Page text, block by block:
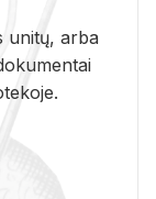
unitų, arba